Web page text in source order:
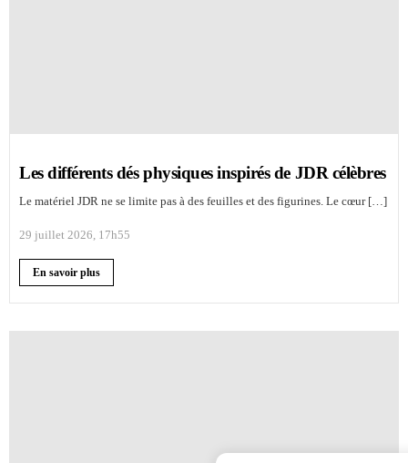
Les différents dés physiques inspirés de JDR célèbres
Le matériel JDR ne se limite pas à des feuilles et des figurines. Le cœur […]
29 juillet 2026, 17h55
En savoir plus